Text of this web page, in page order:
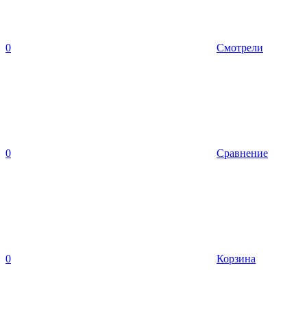
0 Смотрели
0 Сравнение
0 Корзина